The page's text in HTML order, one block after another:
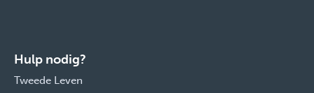
Hulp nodig?
Tweede Leven